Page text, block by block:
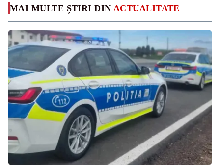
MAI MULTE ȘTIRI DIN ACTUALITATE